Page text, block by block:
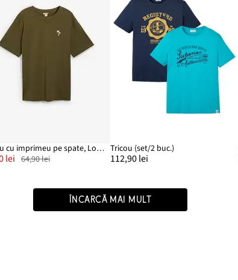
Tricou cu imprimeu pe spate, Loose Fit
lei 64,90 lei
Tricou (set/2 buc.)
112,90 lei
ÎNCARCĂ MAI MULT